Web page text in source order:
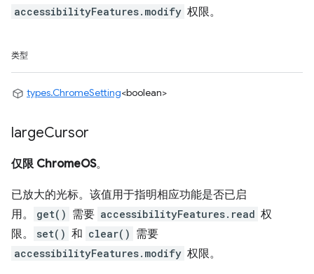
accessibilityFeatures.modify 权限。
类型
types.ChromeSetting<boolean>
largeCursor
仅限 ChromeOS。
已放大的光标。该值用于指明相应功能是否已启
用。
get() 需要 accessibilityFeatures.read 权
限。
set() 和 clear() 需要
accessibilityFeatures.modify 权限。